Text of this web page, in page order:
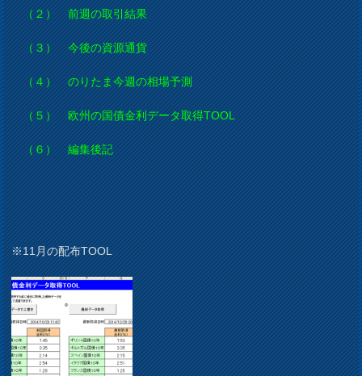
（２） 前週の取引結果
（３） 今後の資源通貨
（４） のりたま今週の相場予測
（５） 欧州の国債金利データ取得TOOL
（６） 編集後記
※11月の配布TOOL